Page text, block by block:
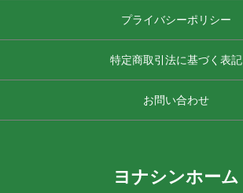
プライバシーポリシー
特定商取引法に基づく表記
お問い合わせ
ヨナシンホーム